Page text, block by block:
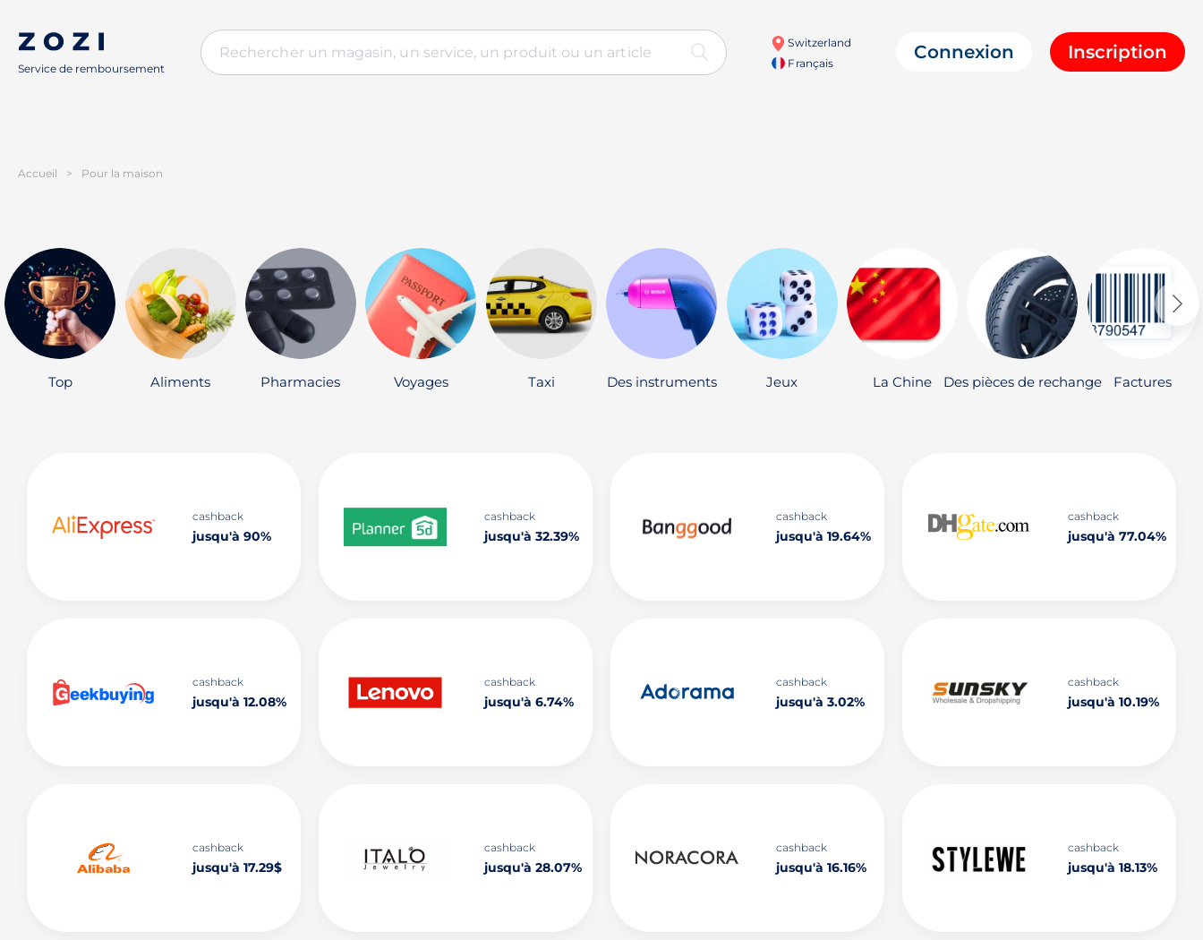
Service de remboursement
Switzerland
Français
Connexion Inscription
Accueil > Pour la maison
Top Aliments Pharmacies Voyages Taxi Des instruments Jeux La Chine Des pièces de rechange Factures
cashback
jusqu'à 90%
cashback
jusqu'à 32.39%
cashback
jusqu'à 19.64%
cashback
jusqu'à 77.04%
cashback
jusqu'à 12.08%
cashback
jusqu'à 6.74%
cashback
jusqu'à 3.02%
cashback
jusqu'à 10.19%
cashback
jusqu'à 17.29$
cashback
jusqu'à 28.07%
cashback
jusqu'à 16.16%
cashback
jusqu'à 18.13%